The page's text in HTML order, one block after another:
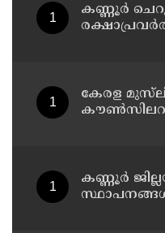
കണ്ണൂർ
കേരള
കൗൺസിലറും
കണ്ണൂർ